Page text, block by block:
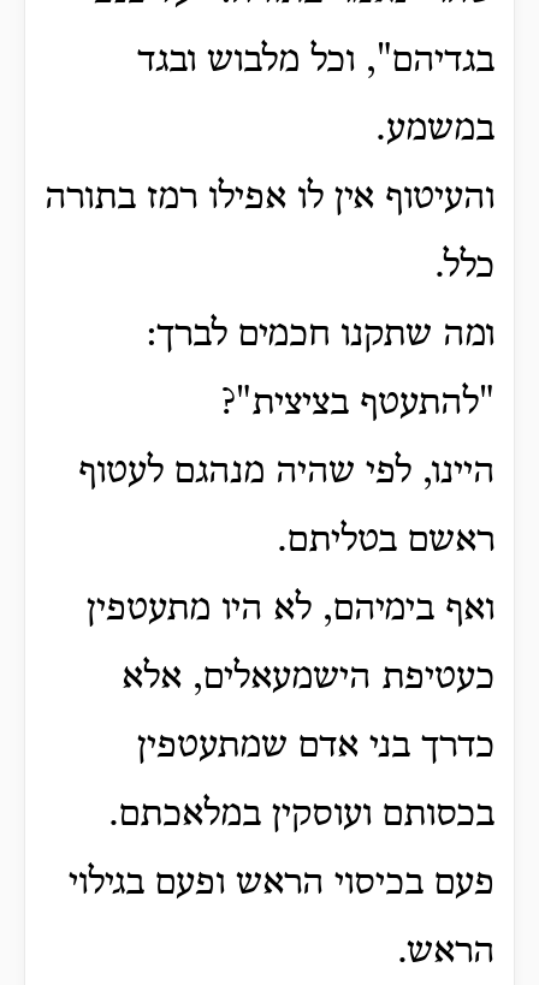
בגדיהם", וכל מלבוש ובגד
במשמע.
והעיטוף אין לו אפילו רמז בתורה
כלל.
ומה שתקנו חכמים לברך:
"להתעטף בציצית"?
היינו, לפי שהיה מנהגם לעטוף
ראשם בטליתם.
ואף בימיהם, לא היו מתעטפין
כעטיפת הישמעאלים, אלא
כדרך בני אדם שמתעטפין
בכסותם ועוסקין במלאכתם.
פעם בכיסוי הראש ופעם בגילוי
הראש.